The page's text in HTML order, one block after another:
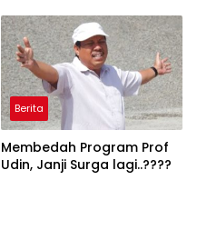
𝗠𝗲𝗿𝘂𝗽𝗮𝗸𝗮𝗻 𝗗𝗶𝗸𝘀𝗶 𝗘𝗹𝗲𝗴𝗮𝗻
Berita
Membedah Program Prof
Udin, Janji Surga lagi..????